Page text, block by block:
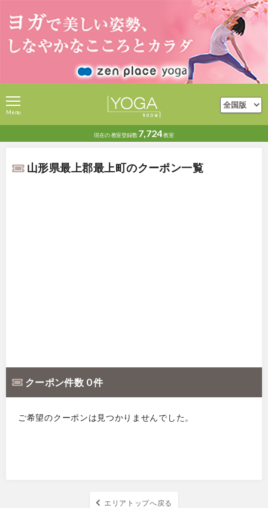
現在の教室登録数 7,724教室
Menu
山形県最上郡最上町のクーポン一覧
クーポン件数 0 件
ご希望のクーポンは見つかりませんでした。
エリアトップへ戻る